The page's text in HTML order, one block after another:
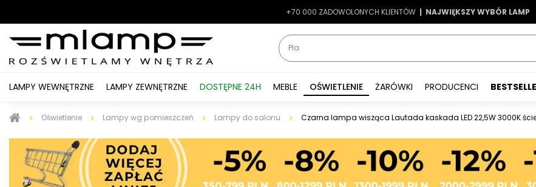
-7% LATO7
+70 000 ZADOWOLONYCH KLIENTÓW | NAJWIĘKSZY WYBÓR LAMP
| |
LAMPY WEWNĘTRZNE LAMPY ZEWNĘTRZNE DOSTĘPNE 24H MEBLE OŚWIETLENIE ŻARÓWKI PRODUCENCI
Oświetlenie Lampy wg pomieszczeń Lampy do salonu Czarna lampa wisząca Lautada kaskada LED 22,5W 3000K